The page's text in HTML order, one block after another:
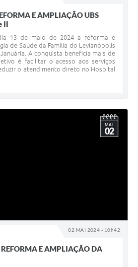
E AMPLIAÇÃO UBS
II
13 de maio de 2024 a reforma e
de Saúde da Família do Levianópolis
A conquista beneficia mais de
é facilitar o acesso aos serviços
o atendimento direto no Hospital
02 MAI 2024 - 10h42
MAI
02
E AMPLIAÇÃO DA